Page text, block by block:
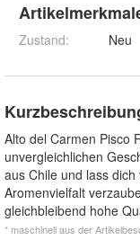
Zustand: Neu
Alto del Carmen Pisco
unvergleichlichen
aus Chile und lass
Aromenvielfalt
gleichbleibend hohe
* maschinell aus der